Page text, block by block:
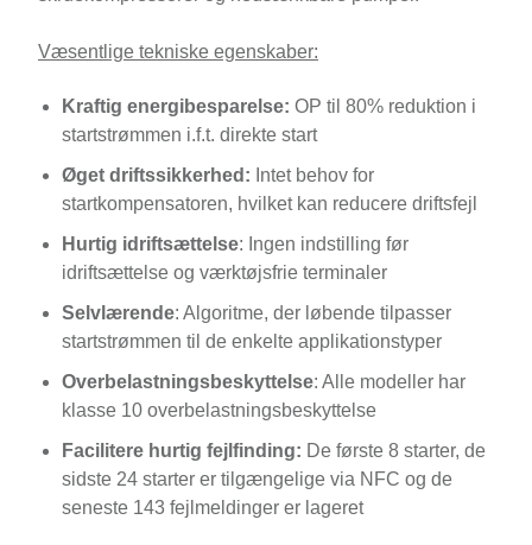
Væsentlige tekniske egenskaber:
Kraftig energibesparelse: OP til 80% reduktion i
startstrømmen i.f.t. direkte start
Øget driftssikkerhed: Intet behov for
startkompensatoren, hvilket kan reducere driftsfejl
Hurtig idriftsættelse: Ingen indstilling før
idriftsættelse og værktøjsfrie terminaler
Selvlærende: Algoritme, der løbende tilpasser
startstrømmen til de enkelte applikationstyper
Overbelastningsbeskyttelse: Alle modeller har
klasse 10 overbelastningsbeskyttelse
Facilitere hurtig fejlfinding: De første 8 starter, de
sidste 24 starter er tilgængelige via NFC og de
seneste 143 fejlmeldinger er lageret